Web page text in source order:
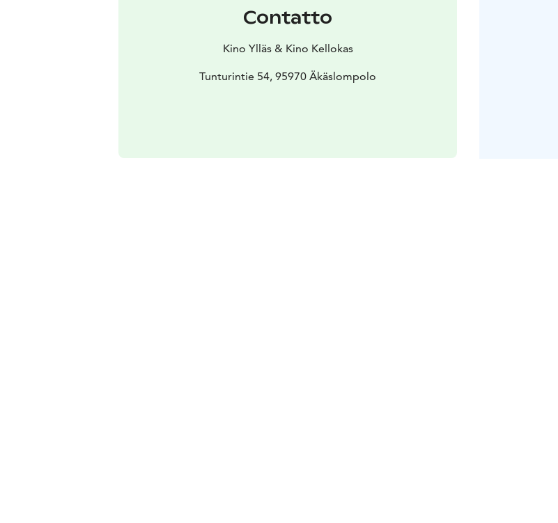
Contatto
Kino Ylläs & Kino Kellokas
Tunturintie 54, 95970 Äkäslompolo